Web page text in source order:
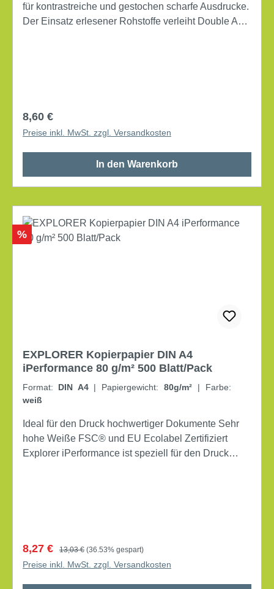
für kontrastreiche und gestochen scharfe Ausdrucke.
Der Einsatz erlesener Rohstoffe verleiht Double A
Regulärer Preis:
8,60 €
Preise inkl. MwSt. zzgl. Versandkosten
In den Warenkorb
Rabatt
%
EXPLORER Kopierpapier DIN A4
iPerformance 80 g/m² 500 Blatt/Pack
Format: DIN A4 | Papiergewicht: 80g/m² |
Farbe:
weiß
Ideal für den Druck hochwertiger Dokumente Sehr
hohe Weiße FSC® und EU Ecolabel Zertifiziert
Explorer iPerformance ist speziell für den Druck
holzfrei FSC® zertifiziert beidseitig bedruckbar
Laserdrucker, Inkjetdrucker, Kopierer, Faxgeräte
Weißgrad (CIE): 171 Rauigkeit: 160 ml/min Opazität:
Verkaufspreis:
8,27 € Regulärer Preis:
13,03 € (36.53% gespart)
Preise inkl. MwSt. zzgl. Versandkosten